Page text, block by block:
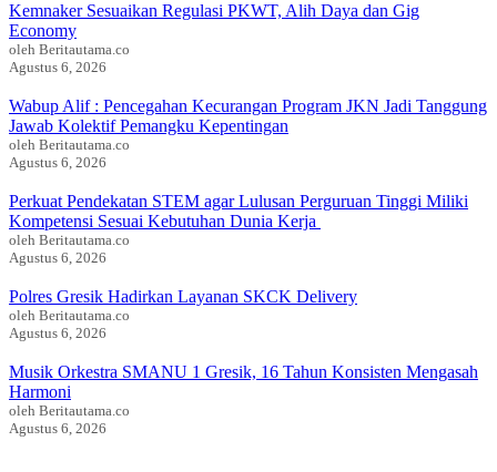
Kemnaker Sesuaikan Regulasi PKWT, Alih Daya dan Gig
Economy
oleh Beritautama.co
Agustus 6, 2026
Wabup Alif : Pencegahan Kecurangan Program JKN Jadi Tanggung
Jawab Kolektif Pemangku Kepentingan
oleh Beritautama.co
Agustus 6, 2026
Perkuat Pendekatan STEM agar Lulusan Perguruan Tinggi Miliki
Kompetensi Sesuai Kebutuhan Dunia Kerja
oleh Beritautama.co
Agustus 6, 2026
Polres Gresik Hadirkan Layanan SKCK Delivery
oleh Beritautama.co
Agustus 6, 2026
Musik Orkestra SMANU 1 Gresik, 16 Tahun Konsisten Mengasah
Harmoni
oleh Beritautama.co
Agustus 6, 2026